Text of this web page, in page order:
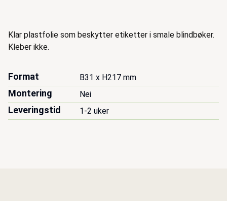
Beskrivelse
Klar plastfolie som beskytter etiketter i smale blindbøker.
Kleber ikke.
Format B31 x H217 mm
Montering Nei
Leveringstid 1-2 uker